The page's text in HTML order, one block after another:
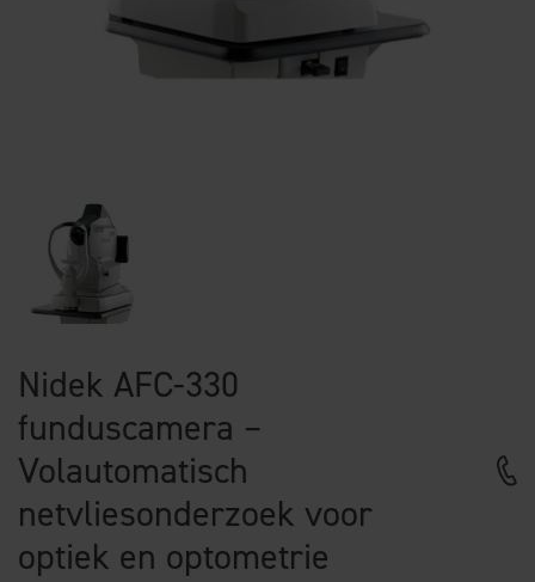
Nidek AFC-330
funduscamera –
Volautomatisch
netvliesonderzoek voor
optiek en optometrie